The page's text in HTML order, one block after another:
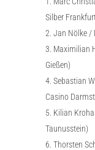
Silber
2. Jan Nölke /
3. Maximilian
Gießen)
4. Sebastian
Casino
5. Kilian
Taunusstein)
6. Thorsten